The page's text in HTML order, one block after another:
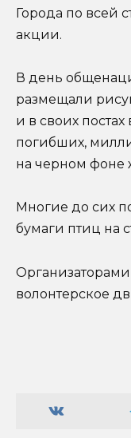
Города по всей
акции.
В день
размещали
и в своих
погибших,
на черном фоне
Многие до сих
бумаги птиц на
волонтерское